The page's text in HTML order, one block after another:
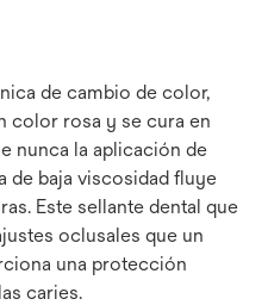
de cambio de color,
color rosa y se cura en
nunca la aplicación de
de baja viscosidad fluye
Este sellante dental que
oclusales que un
una protección
caries.